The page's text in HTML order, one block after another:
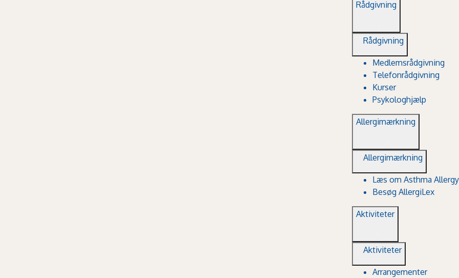
Rådgivning
Rådgivning
Medlemsrådgivning
Telefonrådgivning
Kurser
Psykologhjælp
Allergimærkning
Allergimærkning
Læs om Asthma
Besøg AllergiLex
Aktiviteter
Aktiviteter
Arrangementer